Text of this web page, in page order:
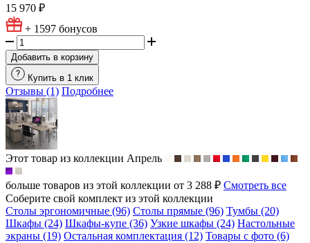
15 970 ₽
+ 1597 бонусов
Добавить в корзину
Купить в 1 клик
Отзывы (1) Подробнее
Этот товар из коллекции Апрель
больше товаров из этой коллекции от 3 288 ₽ Смотреть все
Соберите свой комплект из этой коллекции
Столы эргономичные (96) Столы прямые (96) Тумбы (20)
Шкафы (24) Шкафы-купе (36) Узкие шкафы (24) Настольные
экраны (19) Остальная комплектация (12) Товары с фото (6)